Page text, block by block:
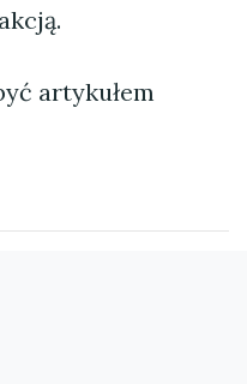
artykułem